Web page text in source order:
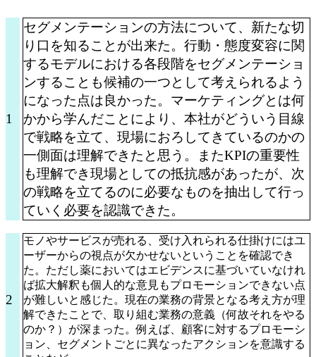
1
セグメンテーションの方法について、新たな切
り口を知ることが出来た。行動・態度変容に関
するモデルにおける各段階をセグメンテーショ
ンすることも候補の一つとして考えられるよう
になった点は良かった。マーケティングとは何
かから学んだことにより、本社がどういう目線
で戦略を立て、現場におろしてきているのかの
一側面は理解できたと思う。またKPIの重要性
も理解でき現場としての抵抗感があったが、次
の戦略を立てるのに必要なものを抽出して行っ
ていく必要を認識できた。
2
モノやサービスが売れる、受け入れられる仕掛けにはユ
ーザーからの視点が欠かせないということを確認でき
た。ただし薬においてはエビデンスに基づいていなけれ
ば拡大解釈も個人的な意見もプロモーションできない点
が難しいと感じた。現在の業務の背景となる考え方が理
解できたことで、取り組む業務の意義（何故それをやる
のか？）が深まった。例えば、顧客に対するプロモーシ
ョン、セグメントごとに異なったアクションを意識する